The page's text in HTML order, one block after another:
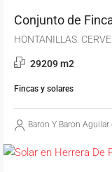
Conjunto de
HONTANILLAS.
29209 m2
Fincas y solares
Baron Y Baron